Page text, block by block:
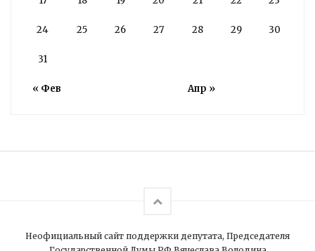
« Фев Апр »
24 25 26 27 28 29 30
31
Неофициальный сайт поддержки депутата, Председателя